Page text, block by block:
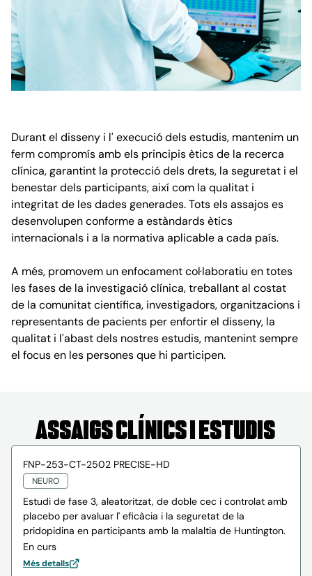
Durant el disseny i l' execució dels estudis, mantenim un
ferm compromís amb els principis ètics de la recerca
clínica, garantint la protecció dels drets, la seguretat i el
benestar dels participants, així com la qualitat i
integritat de les dades generades. Tots els assajos es
desenvolupen conforme a estàndards ètics
internacionals i a la normativa aplicable a cada país.
A més, promovem un enfocament col·laboratiu en totes
les fases de la investigació clínica, treballant al costat
de la comunitat científica, investigadors, organitzacions i
representants de pacients per enfortir el disseny, la
qualitat i l'abast dels nostres estudis, mantenint sempre
el focus en les persones que hi participen.
ASSAIGS CLÍNICS I ESTUDIS
FNP-253-CT-2502 PRECISE-HD
NEURO
Estudi de fase 3, aleatoritzat, de doble cec i controlat amb
placebo per avaluar l' eficàcia i la seguretat de la
pridopidina en participants amb la malaltia de Huntington.
En curs
Més detalls